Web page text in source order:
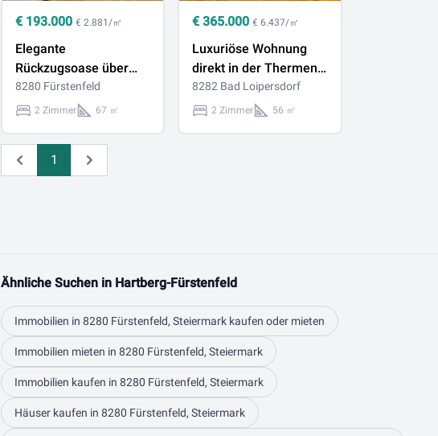
€ 193.000 € 2.881/㎡
Elegante
Rückzugsoase über
den Dächern von
Fürstenfeld
8280 Fürstenfeld
2 Zimmer 67 ㎡
€365.000 € 6.437/㎡
Luxuriöse Wohnung
direkt in der Thermen
Hotelanlage, SPA &
Wellness und Stellplatz
8282 Bad Loipersdorf
2 Zimmer 56 ㎡
Zurück
1 Weiter
Ähnliche Suchen in Hartberg-Fürstenfeld
Immobilien in 8280 Fürstenfeld, Steiermark kaufen oder mieten
Immobilien mieten in 8280 Fürstenfeld, Steiermark
Immobilien kaufen in 8280 Fürstenfeld, Steiermark
Häuser kaufen in 8280 Fürstenfeld, Steiermark